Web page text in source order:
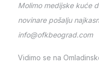
Molimo medijske kuće
novinare pošalju
info@ofkbeograd.com
Vidimo se na